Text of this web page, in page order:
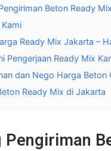
Beton Ready
Ready Mix Jakarta –
Pengerjaan Ready Mix
dan Nego Harga Beton
Ready Mix di Jakarta
Pengiriman